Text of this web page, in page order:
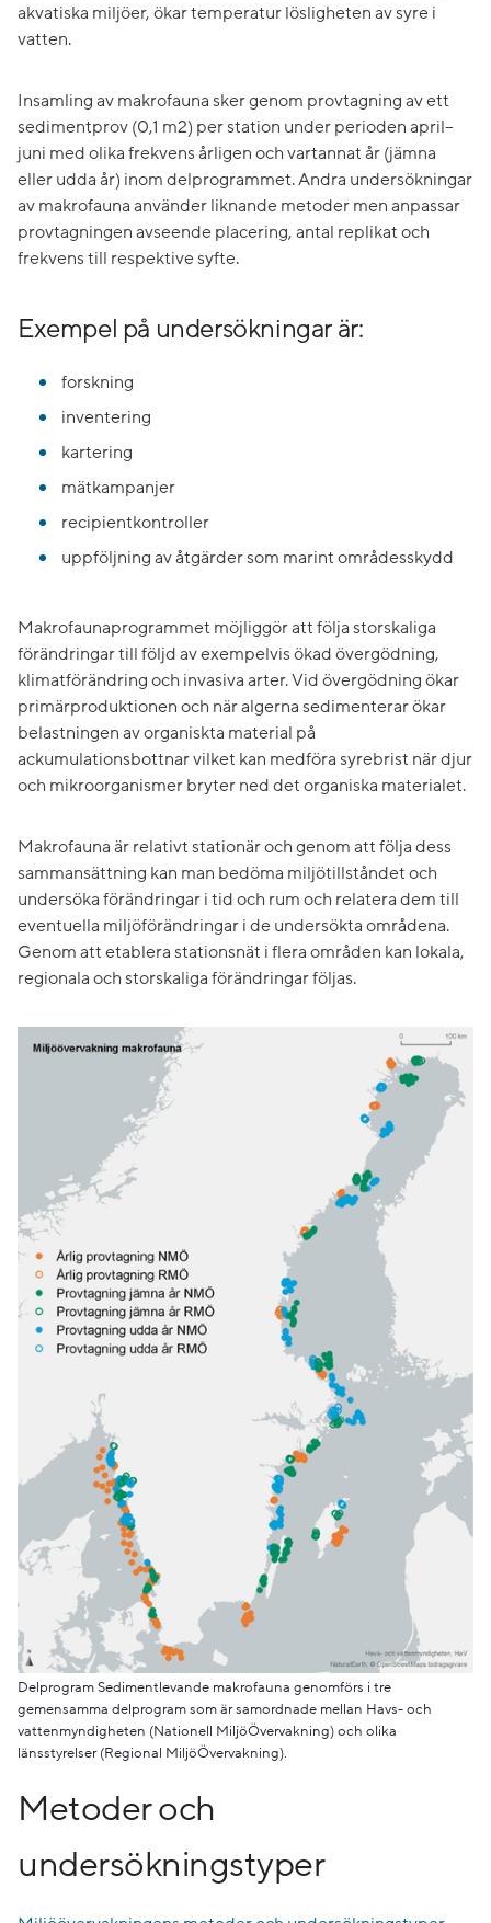
akvatiska miljöer, ökar temperatur lösligheten av syre i
vatten.
Insamling av makrofauna sker genom provtagning av ett
sedimentprov (0,1 m2) per station under perioden april–
juni med olika frekvens årligen och vartannat år (jämna
eller udda år) inom delprogrammet. Andra undersökningar
av makrofauna använder liknande metoder men anpassar
provtagningen avseende placering, antal replikat och
frekvens till respektive syfte.
Exempel på undersökningar är:
forskning
inventering
kartering
mätkampanjer
recipientkontroller
uppföljning av åtgärder som marint områdesskydd
Makrofaunaprogrammet möjliggör att följa storskaliga
förändringar till följd av exempelvis ökad övergödning,
klimatförändring och invasiva arter. Vid övergödning ökar
primärproduktionen och när algerna sedimenterar ökar
belastningen av organiskta material på
ackumulationsbottnar vilket kan medföra syrebrist när djur
och mikroorganismer bryter ned det organiska materialet.
Makrofauna är relativt stationär och genom att följa dess
sammansättning kan man bedöma miljötillståndet och
undersöka förändringar i tid och rum och relatera dem till
eventuella miljöförändringar i de undersökta områdena.
Genom att etablera stationsnät i flera områden kan lokala,
regionala och storskaliga förändringar följas.
Delprogram Sedimentlevande makrofauna genomförs i tre
gemensamma delprogram som är samordnade mellan Havs- och
vattenmyndigheten (Nationell MiljöÖvervakning) och olika
länsstyrelser (Regional MiljöÖvervakning).
Metoder och
undersökningstyper